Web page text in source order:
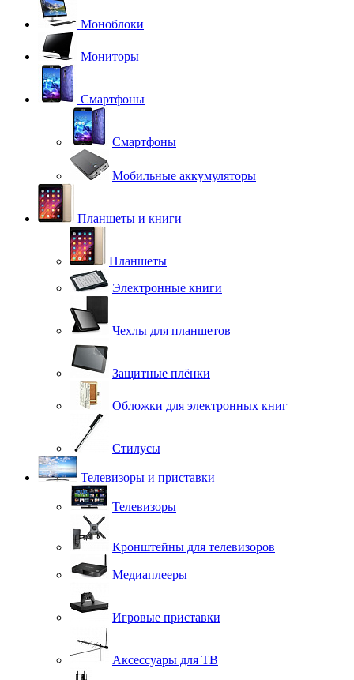
Моноблоки
Мониторы
Смартфоны
Смартфоны
Мобильные аккумуляторы
Планшеты и книги
Планшеты
Электронные книги
Чехлы для планшетов
Защитные плёнки
Обложки для электронных книг
Стилусы
Телевизоры и приставки
Телевизоры
Кронштейны для телевизоров
Медиаплееры
Игровые приставки
Аксессуары для ТВ